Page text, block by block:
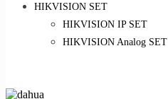
HIKVISION SET
HIKVISION IP SET
HIKVISION Analog SET